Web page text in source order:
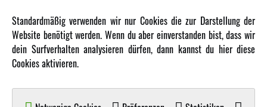
AMXRacing - Qualitäts RC-Zubehör
Amewi Construction - Nutzfahrzeuge
Standardmäßig verwenden wir nur Cookies die zur Darstellung der
Website benötigt werden. Wenn du aber einverstanden bist, dass wir
dein Surfverhalten analysieren dürfen, dann kannst du hier diese
Cookies aktivieren.